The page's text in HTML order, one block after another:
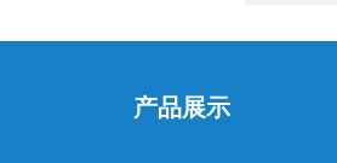
产品展示